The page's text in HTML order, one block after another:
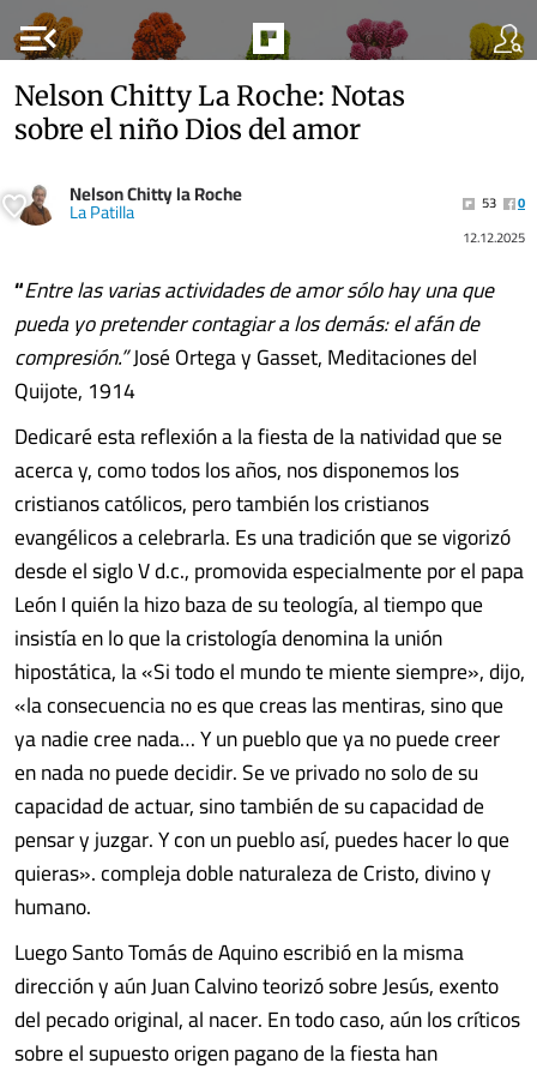
menu_open
Nelson Chitty La Roche: Notas
sobre el niño Dios del amor
Nelson Chitty la Roche
La Patilla 53
0
12.12.2025
“Entre las varias actividades de amor sólo hay una que
pueda yo pretender contagiar a los demás: el afán de
compresión.”José Ortega y Gasset, Meditaciones del
Quijote, 1914
Dedicaré esta reflexión a la fiesta de la natividad que se
acerca y, como todos los años, nos disponemos los
cristianos católicos, pero también los cristianos
evangélicos a celebrarla. Es una tradición que se vigorizó
desde el siglo V d.c., promovida especialmente por el papa
León I quién la hizo baza de su teología, al tiempo que
insistía en lo que la cristología denomina la unión
hipostática, la «Si todo el mundo te miente siempre», dijo,
«la consecuencia no es que creas las mentiras, sino que
ya nadie cree nada… Y un pueblo que ya no puede creer
en nada no puede decidir. Se ve privado no solo de su
capacidad de actuar, sino también de su capacidad de
pensar y juzgar. Y con un pueblo así, puedes hacer lo que
quieras». compleja doble naturaleza de Cristo, divino y
humano.
Luego Santo Tomás de Aquino escribió en la misma
dirección y aún Juan Calvino teorizó sobre Jesús, exento
del pecado original, al nacer. En todo caso, aún los críticos
sobre el supuesto origen pagano de la fiesta han